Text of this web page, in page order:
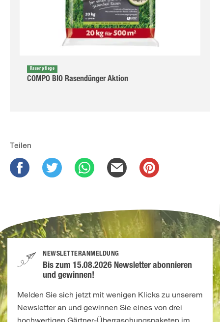
Rasenpflege
COMPO BIO Rasendünger Aktion
Teilen
NEWSLETTERANMELDUNG
Bis zum 15.08.2026 Newsletter abonnieren
und gewinnen!
Melden Sie sich jetzt mit wenigen Klicks zu unserem
Newsletter an und gewinnen Sie eines von drei
hochwertigen Gärtner-Überraschungspaketen im